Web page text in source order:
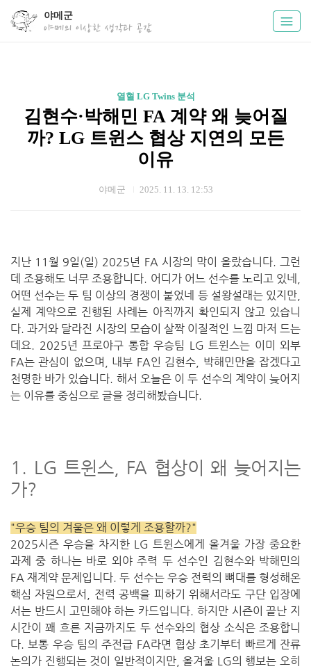
야메군
야메의 이상한 생각과 공감
열혈 LG Twins 분석
김현수·박해민 FA 계약 왜 늦어질
까? LG 트윈스 협상 지연의 모든
이유
야메군 2025. 11. 13. 12:53
지난 11월 9일(일) 2025년 FA 시장의 막이 올랐습니다. 그런
데 조용해도 너무 조용합니다. 어디가 어느 선수를 노리고 있네,
어떤 선수는 두 팀 이상의 경쟁이 붙었네 등 설왕설래는 있지만,
실제 계약으로 진행된 사례는 아직까지 확인되지 않고 있습니
다. 과거와 달라진 시장의 모습이 살짝 이질적인 느낌 마저 드는
데요. 2025년 프로야구 통합 우승팀 LG 트윈스는 이미 외부
FA는 관심이 없으며, 내부 FA인 김현수, 박해민만을 잡겠다고
천명한 바가 있습니다. 해서 오늘은 이 두 선수의 계약이 늦어지
는 이유를 중심으로 글을 정리해봤습니다.
1. LG 트윈스, FA 협상이 왜 늦어지는
가?
"우승 팀의 겨울은 왜 이렇게 조용할까?"
2025시즌 우승을 차지한 LG 트윈스에게 올겨울 가장 중요한
과제 중 하나는 바로 외야 주력 두 선수인 김현수와 박해민의
FA 재계약 문제입니다. 두 선수는 우승 전력의 뼈대를 형성해온
핵심 자원으로서, 전력 공백을 피하기 위해서라도 구단 입장에
서는 반드시 고민해야 하는 카드입니다. 하지만 시즌이 끝난 지
시간이 꽤 흐른 지금까지도 두 선수와의 협상 소식은 조용합니
다. 보통 우승 팀의 주전급 FA라면 협상 초기부터 빠르게 잔류
논의가 진행되는 것이 일반적이지만, 올겨울 LG의 행보는 오히